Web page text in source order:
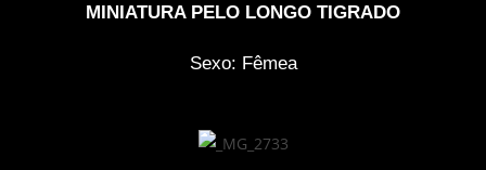
MINIATURA PELO LONGO TIGRADO
Sexo: Fêmea